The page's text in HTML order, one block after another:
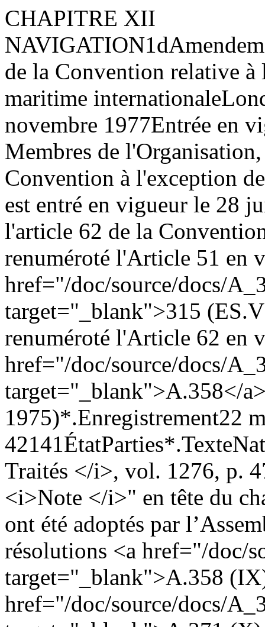
CHAPITRE XII
NAVIGATION1d
de la Convention relative
maritime internationale
novembre 1977Entrée en
Membres de
Convention à l'exception
est entré en vigueur le 28
l'article 62 de la
renuméroté l'Article 51 en
href="/doc/source/docs/
target="_blank">315
renuméroté l'Article 62 en
href="/doc/source/docs/
target="_blank">A.358</
1975)*.Enregistrement22
42141ÉtatParties*.Texte
Traités </i>, vol. 1276, p.
<i>Note </i>" en tête du
ont été adoptés par
résolutions <a href="/doc/
target="_blank">A.358
href="/doc/source/docs/